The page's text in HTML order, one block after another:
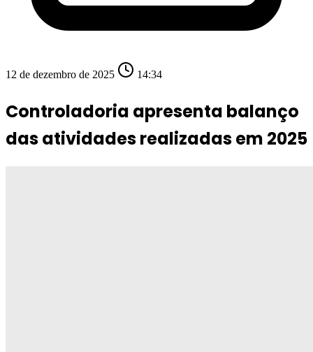
12 de dezembro de 2025 14:34
Controladoria apresenta balanço
das atividades realizadas em 2025